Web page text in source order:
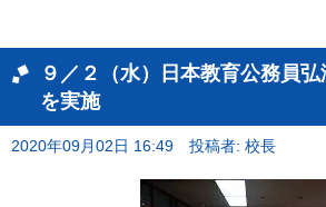
９／２（水）日本教育公務員
を実施
2020年09月02日 16:49 投稿者: 校長